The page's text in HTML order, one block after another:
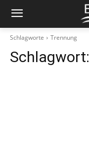
Schlagworte Trennung
Schlagwort: